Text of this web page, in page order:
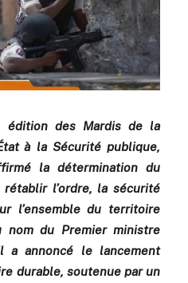
édition des Mardis de la
à la Sécurité publique,
la détermination du
l’ordre, la sécurité
l’ensemble du territoire
nom du Premier ministre
a annoncé le lancement
durable, soutenue par un